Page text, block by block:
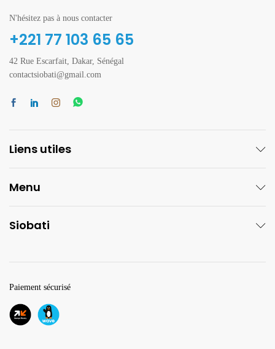
N'hésitez pas à nous contacter
+221 77 103 65 65
42 Rue Escarfait, Dakar, Sénégal
contactsiobati@gmail.com
Liens utiles
Menu
Siobati
Paiement sécurisé